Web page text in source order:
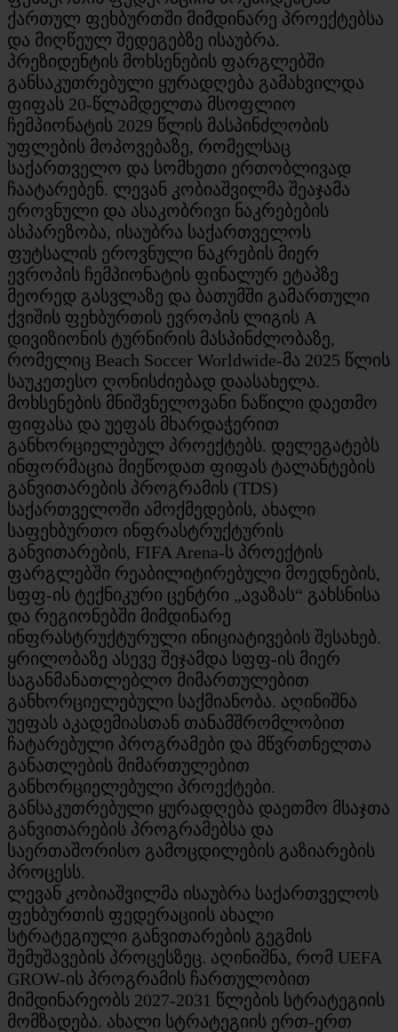
ქართულ ფეხბურთში მიმდინარე პროექტებსა
და მიღწეულ შედეგებზე ისაუბრა.
პრეზიდენტის მოხსენების ფარგლებში
განსაკუთრებული ყურადღება გამახვილდა
ფიფას 20-წლამდელთა მსოფლიო
ჩემპიონატის 2029 წლის მასპინძლობის
უფლების მოპოვებაზე, რომელსაც
საქართველო და სომხეთი ერთობლივად
ჩაატარებენ. ლევან კობიაშვილმა შეაჯამა
ეროვნული და ასაკობრივი ნაკრებების
ასპარეზობა, ისაუბრა საქართველოს
ფუტსალის ეროვნული ნაკრების მიერ
ევროპის ჩემპიონატის ფინალურ ეტაპზე
მეორედ გასვლაზე და ბათუმში გამართული
ქვიშის ფეხბურთის ევროპის ლიგის A
დივიზიონის ტურნირის მასპინძლობაზე,
რომელიც Beach Soccer Worldwide-მა 2025 წლის
საუკეთესო ღონისძიებად დაასახელა.
მოხსენების მნიშვნელოვანი ნაწილი დაეთმო
ფიფასა და უეფას მხარდაჭერით
განხორციელებულ პროექტებს. დელეგატებს
ინფორმაცია მიეწოდათ ფიფას ტალანტების
განვითარების პროგრამის (TDS)
საქართველოში ამოქმედების, ახალი
საფეხბურთო ინფრასტრუქტურის
განვითარების, FIFA Arena-ს პროექტის
ფარგლებში რეაბილიტირებული მოედნების,
სფფ-ის ტექნიკური ცენტრი „ავაზას“ გახსნისა
და რეგიონებში მიმდინარე
ინფრასტრუქტურული ინიციატივების შესახებ.
ყრილობაზე ასევე შეჯამდა სფფ-ის მიერ
საგანმანათლებლო მიმართულებით
განხორციელებული საქმიანობა. აღინიშნა
უეფას აკადემიასთან თანამშრომლობით
ჩატარებული პროგრამები და მწვრთნელთა
განათლების მიმართულებით
განხორციელებული პროექტები.
განსაკუთრებული ყურადღება დაეთმო მსაჯთა
განვითარების პროგრამებსა და
საერთაშორისო გამოცდილების გაზიარების
პროცესს.
ლევან კობიაშვილმა ისაუბრა საქართველოს
ფეხბურთის ფედერაციის ახალი
სტრატეგიული განვითარების გეგმის
შემუშავების პროცესზეც. აღინიშნა, რომ UEFA
GROW-ის პროგრამის ჩართულობით
მიმდინარეობს 2027-2031 წლების სტრატეგიის
მომზადება. ახალი სტრატეგიის ერთ-ერთ